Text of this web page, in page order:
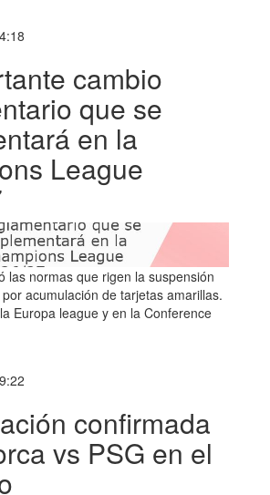
cambio
que se
en la
League
las normas que rigen la suspensión
acumulación de tarjetas amarillas.
Europa league y en la Conference
confirmada
vs PSG en el